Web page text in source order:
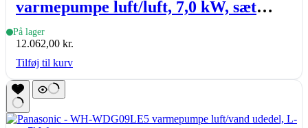
varmepumpe luft/luft, 7,0 kW, sæt
(inde- & udedel.), hvid
På lager
12.062,00 kr.
Tilføj til kurv